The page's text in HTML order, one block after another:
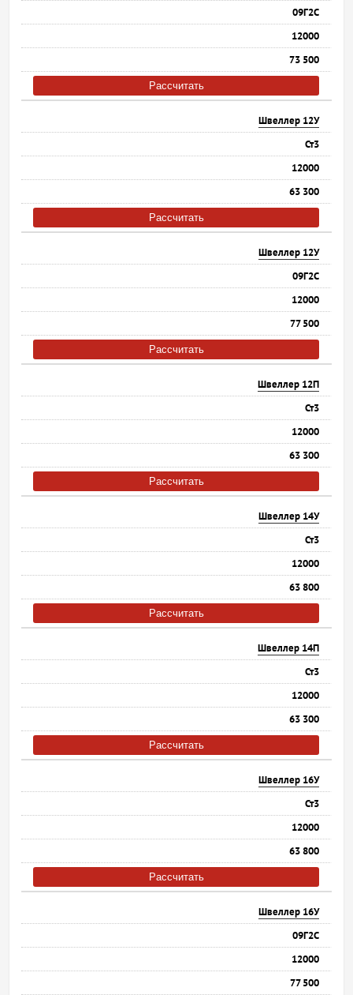
09Г2С
12000
73 500
Рассчитать
Швеллер 12У
Ст3
12000
63 300
Рассчитать
Швеллер 12У
09Г2С
12000
77 500
Рассчитать
Швеллер 12П
Ст3
12000
63 300
Рассчитать
Швеллер 14У
Ст3
12000
63 800
Рассчитать
Швеллер 14П
Ст3
12000
63 300
Рассчитать
Швеллер 16У
Ст3
12000
63 800
Рассчитать
Швеллер 16У
09Г2С
12000
77 500